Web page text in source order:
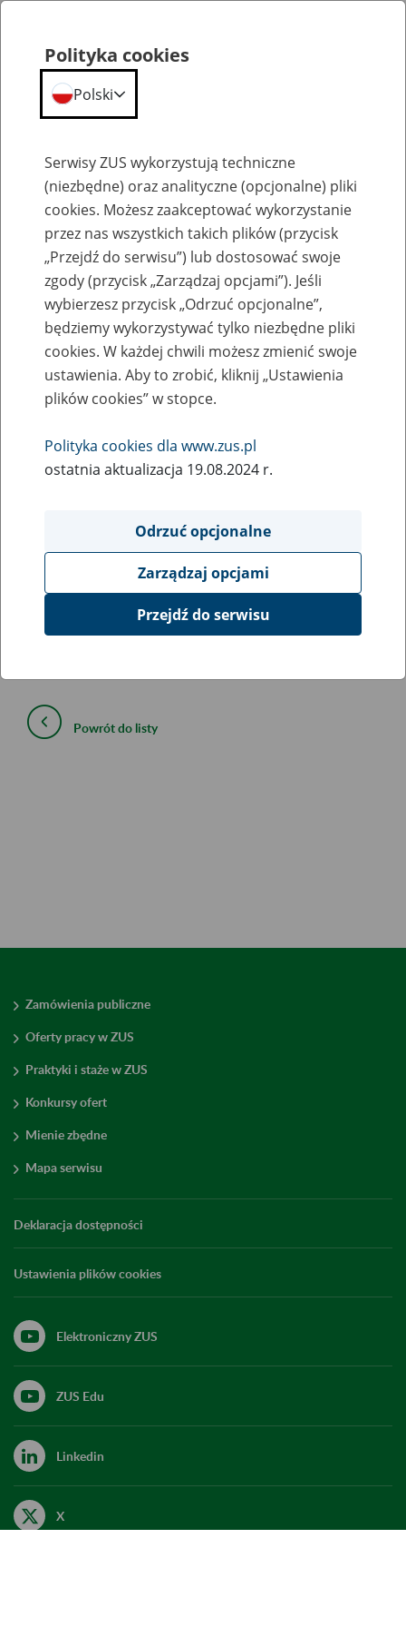
Komunikaty
Ograniczenia w dostępności usług dla
programu Płatnik
23
kwietnia
2020
od 27 kwietnia br. (poniedziałek) od godz.
20:00 do godz. 06:00 dnia następnego
mogą występować
ograniczenia w komunikacji elektronicznej z ZUS w
Powrót do listy
Zamówienia publiczne
Oferty pracy w ZUS
Praktyki i staże w ZUS
Konkursy ofert
Mienie zbędne
Mapa serwisu
Deklaracja dostępności
Ustawienia plików cookies
Elektroniczny ZUS
ZUS Edu
Linkedin
X
Polityka cookies
Polski
Serwisy ZUS wykorzystują techniczne
(niezbędne) oraz analityczne (opcjonalne) pliki
cookies. Możesz zaakceptować wykorzystanie
przez nas wszystkich takich plików (przycisk
„Przejdź do serwisu”) lub dostosować swoje
zgody (przycisk „Zarządzaj opcjami”). Jeśli
wybierzesz przycisk „Odrzuć opcjonalne”,
będziemy wykorzystywać tylko niezbędne pliki
cookies. W każdej chwili możesz zmienić swoje
ustawienia. Aby to zrobić, kliknij „Ustawienia
plików cookies” w stopce.
Polityka cookies dla www.zus.pl
ostatnia aktualizacja 19.08.2024 r.
Odrzuć opcjonalne
Zarządzaj opcjami
Przejdź do serwisu